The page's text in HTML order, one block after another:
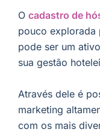
O cadastro de
pouco explorada
pode ser um
sua gestão
Através dele é
marketing
com os mais